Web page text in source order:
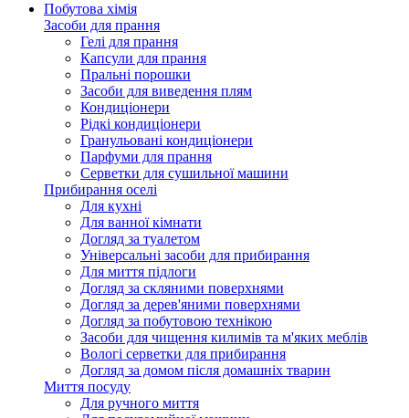
Побутова хімія
Засоби для прання
Гелі для прання
Капсули для прання
Пральні порошки
Засоби для виведення плям
Кондиціонери
Рідкі кондиціонери
Гранульовані кондиціонери
Парфуми для прання
Серветки для сушильної машини
Прибирання оселі
Для кухні
Для ванної кімнати
Догляд за туалетом
Універсальні засоби для прибирання
Для миття підлоги
Догляд за скляними поверхнями
Догляд за дерев'яними поверхнями
Догляд за побутовою технікою
Засоби для чищення килимів та м'яких меблів
Вологі серветки для прибирання
Догляд за домом після домашніх тварин
Миття посуду
Для ручного миття